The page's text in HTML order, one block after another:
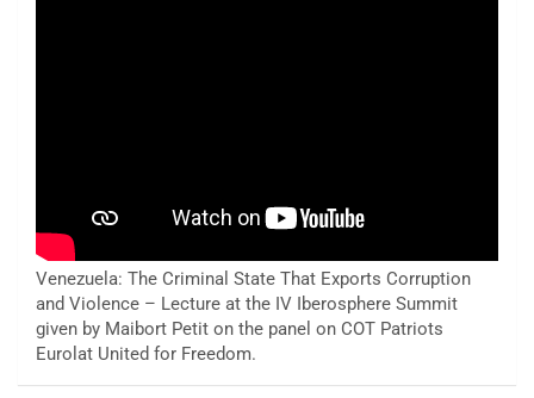
Venezuela: The Criminal State That Exports Corruption
and Violence – Lecture at the IV Iberosphere Summit
given by Maibort Petit on the panel on COT Patriots
Eurolat United for Freedom.